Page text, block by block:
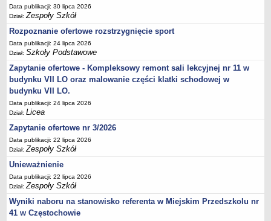
PONOWNE WYKORZYSTYWANIE
Sprawozdania
Deklaracja dostępności
DEKLARACJA DOSTĘPNOŚCI
OŚWIADCZENIA MAJĄTKOWE
PONOWNE WYKORZYSTYWANIE
OCHRONA DANYCH OSOBOWYCH
Data publikacji: 30 lipca 2026
Dział:Zespoły Szkół
Rozpoznanie ofertowe rozstrzygnięcie sport
Data publikacji: 24 lipca 2026
Dział:Szkoły Podstawowe
Zapytanie ofertowe - Kompleksowy remont sali lekcyjnej nr 11 w
budynku VII LO oraz malowanie części klatki schodowej w
budynku VII LO.
Data publikacji: 24 lipca 2026
Dział:Licea
Zapytanie ofertowe nr 3/2026
Data publikacji: 22 lipca 2026
Dział:Zespoły Szkół
Unieważnienie
Data publikacji: 22 lipca 2026
Dział:Zespoły Szkół
Wyniki naboru na stanowisko referenta w Miejskim Przedszkolu nr
41 w Częstochowie